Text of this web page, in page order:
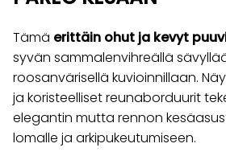
Tämä erittäin ohut ja kevyt
syvän sammalenvihreällä
roosanvärisellä kuvioinnillaan.
ja koristeelliset reunaborduurit
elegantin mutta rennon
lomalle ja arkipukeutumiseen.